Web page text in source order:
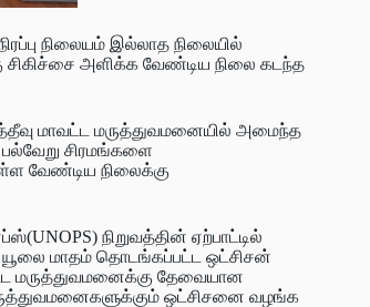
நிலையம் இல்லாத நிலையில்
அளிக்க வேண்டிய நிலை கடந்த
மாவட்ட மருத்துவமனையில் அமைந்த
சிரமங்களை
வேண்டிய நிலைக்கு
நிறுவத்தின் ஏற்பாட்டில்
யூலை மாதம் தொடங்கப்பட்ட ஒட்சிசன்
மருத்துவமனைக்கு தேவையான
ஒட்சிசனை வழங்க